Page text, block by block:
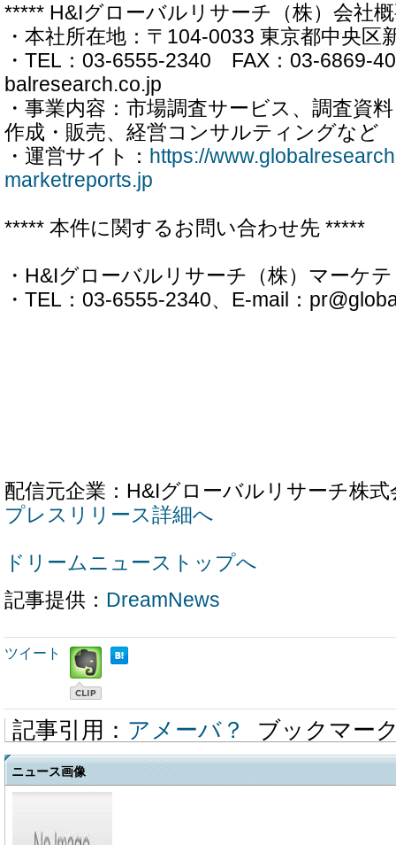
***** H&Iグローバルリサーチ（株）会社
・本社所在地：〒104-0033 東京都中央区
・TEL：03-6555-2340 FAX：03-6869-
balresearch.co.jp
・事業内容：市場調査サービス、調査資
作成・販売、経営コンサルティングなど
・運営サイト： https://
marketreports.jp
***** 本件に関するお問い合わせ先 *****
・H&Iグローバルリサーチ（株）マーケ
・TEL：03-6555-2340、E-mail：
配信元企業：H&Iグローバルリサーチ株式
プレスリリース詳細へ
ドリームニューストップへ
記事提供： DreamNews
ツイート
記事引用： アメーバ？ ブックマー
ニュース画像